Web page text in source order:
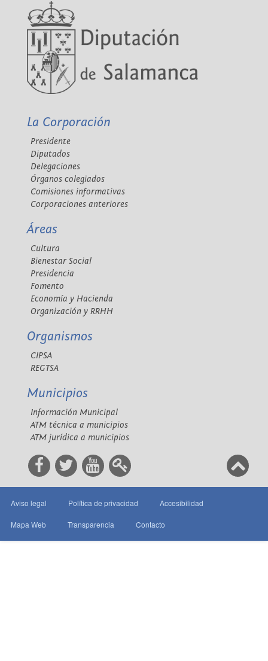
La Corporación
Presidente
Diputados
Delegaciones
Órganos colegiados
Comisiones informativas
Corporaciones anteriores
Áreas
Cultura
Bienestar Social
Presidencia
Fomento
Economía y Hacienda
Organización y RRHH
Organismos
CIPSA
REGTSA
Municipios
Información Municipal
ATM técnica a municipios
ATM jurídica a municipios
Aviso legal Política de privacidad Accesibilidad
Mapa Web Transparencia Contacto